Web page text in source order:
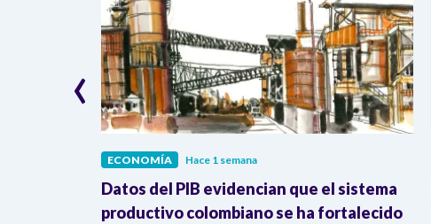
ECONOMÍA Hace 1 semana
Datos del PIB evidencian que el sistema
productivo colombiano se ha fortalecido
‹